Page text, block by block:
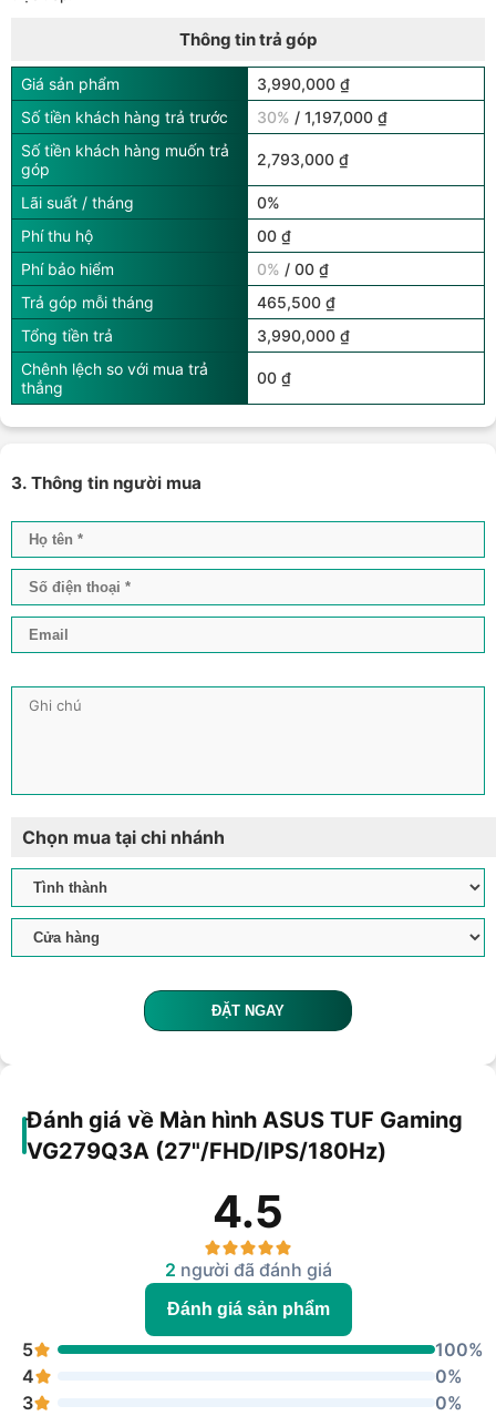
Thông tin trả góp
Giá sản phẩm
3,990,000 ₫
Số tiền khách hàng trả trước
30% / 1,197,000 ₫
Số tiền khách hàng muốn trả
góp
2,793,000 ₫
Lãi suất / tháng
0%
Phí thu hộ
00 ₫
Phí bảo hiểm
0% / 00 ₫
Trả góp mỗi tháng
465,500 ₫
Tổng tiền trả
3,990,000 ₫
Chênh lệch so với mua trả
thẳng
00 ₫
3. Thông tin người mua
Chọn mua tại chi nhánh
ĐẶT NGAY
Đánh giá về Màn hình ASUS TUF Gaming
VG279Q3A (27"/FHD/IPS/180Hz)
4.5
2 người đã đánh giá
Đánh giá sản phẩm
5
100%
4
0%
3
0%